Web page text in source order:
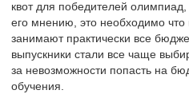
квот для победителей
его мнению, это необходимо что
занимают практически все
выпускники стали все чаще
за невозможности попасть на
обучения.